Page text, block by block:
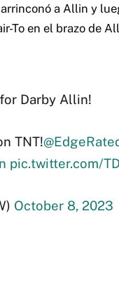
a Allin y
To en el brazo de
Darby Allin!
TNT!
pic.twitter.com/
October 8, 2023